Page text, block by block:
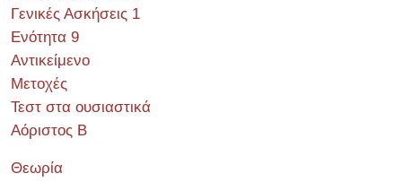
Γενικές Ασκήσεις 1
Ενότητα 9
Αντικείμενο
Μετοχές
Τεστ στα ουσιαστικά
Αόριστος Β
Θεωρία